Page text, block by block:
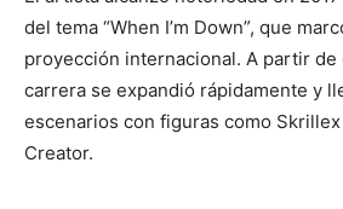
del tema “When I’m Down”, que
proyección internacional. A partir de
carrera se expandió rápidamente y
escenarios con figuras como
Creator.